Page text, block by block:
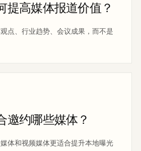
提高媒体报道价值？
点、行业趋势、会议成果，而不是
邀约哪些媒体？
体和视频媒体更适合提升本地曝光